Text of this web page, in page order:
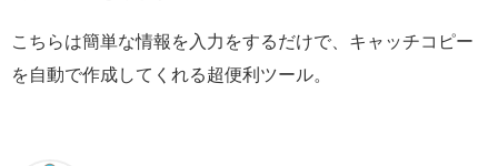
こちらは簡単な情報を入力をするだけで、キャッチコピー
を自動で作成してくれる超便利ツール。